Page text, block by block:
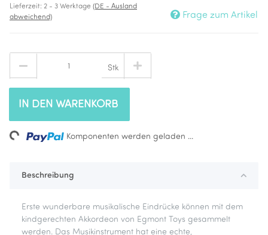
Lieferzeit: 2 - 3 Werktage (DE - Ausland
abweichend)
Frage zum Artikel
Stk
IN DEN WARENKORB
Komponenten werden geladen ...
Beschreibung
Erste wunderbare musikalische Eindrücke können mit dem
kindgerechten Akkordeon von Egmont Toys gesammelt
werden. Das Musikinstrument hat eine echte,